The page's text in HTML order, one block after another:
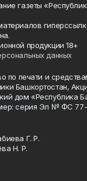
газеты
продукции 18+
данных
по печати и
Башкортостан,
дом «Республика
серия Эл № ФС 77-
Г. Р.
Н. Р.